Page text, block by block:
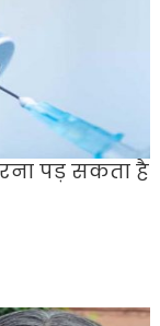
पड़ सकता है